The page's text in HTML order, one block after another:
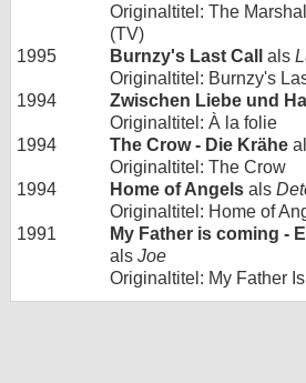
Originaltitel: The
(TV)
1995
Burnzy's Last Call als
Originaltitel: Burnzy's
1994
Zwischen Liebe und
Originaltitel: À la folie
1994
The Crow - Die Krähe
Originaltitel: The Crow
1994
Home of Angels als
Originaltitel: Home of
1991
My Father is coming -
als Joe
Originaltitel: My Father